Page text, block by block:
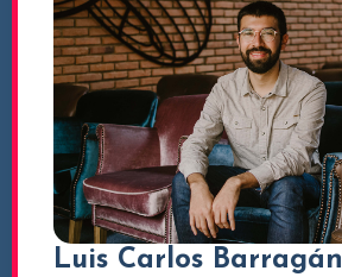
Luis Carlos Barragán